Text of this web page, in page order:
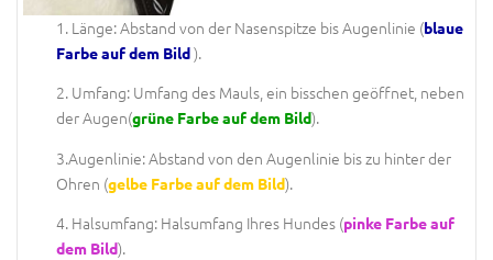
1. Länge: Abstand von der Nasenspitze bis Augenlinie (blaue
Farbe auf dem Bild).
2. Umfang: Umfang des Mauls, ein bisschen geöffnet, neben
der Augen(
grüne Farbe auf dem Bild).
3.Augenlinie: Abstand von den Augenlinie bis zu hinter der
Ohren (
gelbe Farbe auf dem Bild).
4. Halsumfang: Halsumfang Ihres Hundes (pinke Farbe auf
dem Bild).